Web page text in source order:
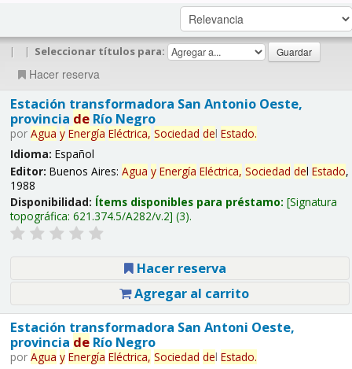
| | Seleccionar títulos para:
Hacer reserva
Estación transformadora San Antonio Oeste,
provincia deRío Negro
por Agua y Energía Eléctrica, Sociedad del Estado.
Idioma: Español
Editor: Buenos Aires: Agua y Energía Eléctrica, Sociedad del Estado,
1988
Disponibilidad: Ítems disponibles para préstamo: Signatura
topográfica: 621.374.5/A282/v.2 (3).
Hacer reserva
Agregar al carrito
Estación transformadora San Antoni Oeste,
provincia deRío Negro
por Agua y Energía Eléctrica, Sociedad del Estado.